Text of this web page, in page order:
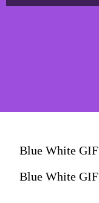
Blue White GIF
Blue White GIF